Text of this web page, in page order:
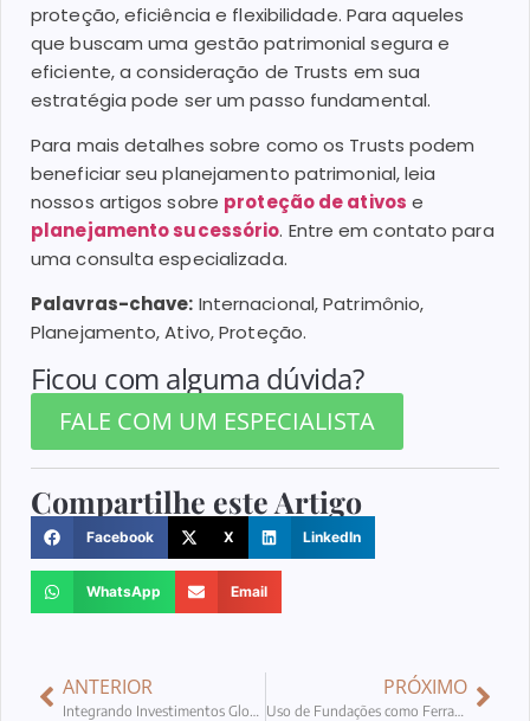
proteção, eficiência e flexibilidade. Para aqueles
que buscam uma gestão patrimonial segura e
eficiente, a consideração de Trusts em sua
estratégia pode ser um passo fundamental.
Para mais detalhes sobre como os Trusts podem
beneficiar seu planejamento patrimonial, leia
nossos artigos sobre proteção de ativos e
planejamento sucessório. Entre em contato para
uma consulta especializada.
Palavras-chave: Internacional, Patrimônio,
Planejamento, Ativo, Proteção.
Ficou com alguma dúvida?
FALE COM UM ESPECIALISTA
Compartilhe este Artigo
Facebook X LinkedIn
WhatsApp Email
ANTERIOR PRÓXIMO
Uso de Fundações como Ferramenta de Proteção de Ativos